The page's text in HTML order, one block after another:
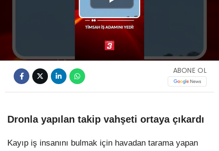
Play
Video
ABONE OL
Dronla yapılan takip vahşeti ortaya çıkardı
Kayıp iş insanını bulmak için havadan tarama yapan